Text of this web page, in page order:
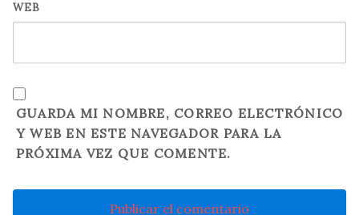
WEB
GUARDA MI NOMBRE, CORREO ELECTRÓNICO
Y WEB EN ESTE NAVEGADOR PARA LA
PRÓXIMA VEZ QUE COMENTE.